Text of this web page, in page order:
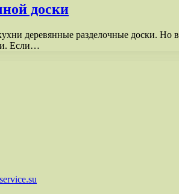
доски
деревянные разделочные доски.
Если…